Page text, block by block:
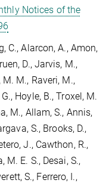
Notices of the
C., Alarcon, A., Amon,
D., Jarvis, M.,
M. M., Raveri, M.,
Hoyle, B., Troxel, M.
M., Allam, S., Annis,
S., Brooks, D.,
J., Cawthon, R.,
M. E. S., Desai, S.,
S., Ferrero, I.,